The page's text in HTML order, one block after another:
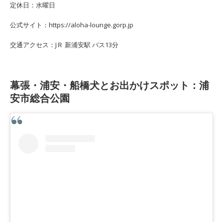
定休日：水曜日
公式サイト：https://aloha-lounge.gorp.jp
交通アクセス：JＲ 新浦安駅 バス13分
幕張・浦安・船橋犬とお出かけスポット：浦
安市総合公園